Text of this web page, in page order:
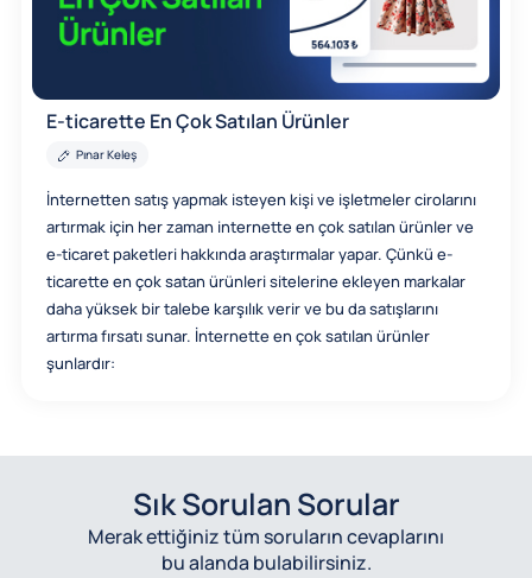
E-ticarette En Çok Satılan Ürünler
Pınar Keleş
İnternetten satış yapmak isteyen kişi ve işletmeler cirolarını
artırmak için her zaman internette en çok satılan ürünler ve
e-ticaret paketleri hakkında araştırmalar yapar. Çünkü e-
ticarette en çok satan ürünleri sitelerine ekleyen markalar
daha yüksek bir talebe karşılık verir ve bu da satışlarını
artırma fırsatı sunar. İnternette en çok satılan ürünler
şunlardır:
Sık Sorulan Sorular
Merak ettiğiniz tüm soruların cevaplarını
bu alanda bulabilirsiniz.